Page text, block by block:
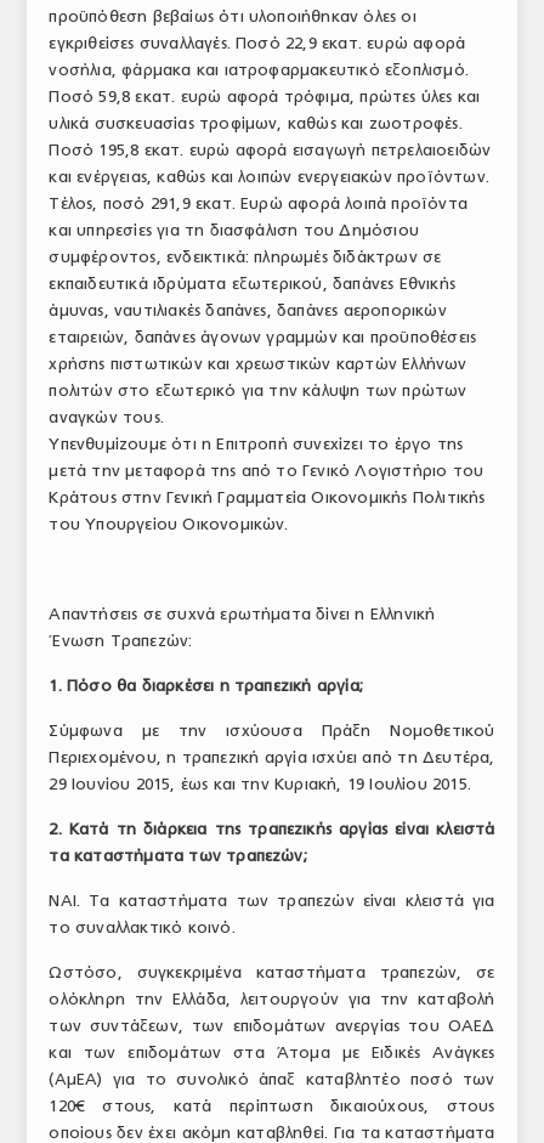
προϋπόθεση βεβαίως ότι υλοποιήθηκαν όλες οι
εγκριθείσες συναλλαγές. Ποσό 22,9 εκατ. ευρώ αφορά
νοσήλια, φάρμακα και ιατροφαρμακευτικό εξοπλισμό.
Ποσό 59,8 εκατ. ευρώ αφορά τρόφιμα, πρώτες ύλες και
υλικά συσκευασίας τροφίμων, καθώς και ζωοτροφές.
Ποσό 195,8 εκατ. ευρώ αφορά εισαγωγή πετρελαιοειδών
και ενέργειας, καθώς και λοιπών ενεργειακών προϊόντων.
Τέλος, ποσό 291,9 εκατ. Ευρώ αφορά λοιπά προϊόντα
και υπηρεσίες για τη διασφάλιση του Δημόσιου
συμφέροντος, ενδεικτικά: πληρωμές διδάκτρων σε
εκπαιδευτικά ιδρύματα εξωτερικού, δαπάνες Εθνικής
άμυνας, ναυτιλιακές δαπάνες, δαπάνες αεροπορικών
εταιρειών, δαπάνες άγονων γραμμών και προϋποθέσεις
χρήσης πιστωτικών και χρεωστικών καρτών Ελλήνων
πολιτών στο εξωτερικό για την κάλυψη των πρώτων
αναγκών τους.
Υπενθυμίζουμε ότι η Επιτροπή συνεχίζει το έργο της
μετά την μεταφορά της από το Γενικό Λογιστήριο του
Κράτους στην Γενική Γραμματεία Οικονομικής Πολιτικής
του Υπουργείου Οικονομικών.
Απαντήσεις σε συχνά ερωτήματα δίνει η Ελληνική
Ένωση Τραπεζών:
1. Πόσο θα διαρκέσει η τραπεζική αργία;
Σύμφωνα με την ισχύουσα Πράξη Νομοθετικού
Περιεχομένου, η τραπεζική αργία ισχύει από τη Δευτέρα,
29 Ιουνίου 2015, έως και την Κυριακή, 19 Ιουλίου 2015.
2. Κατά τη διάρκεια της τραπεζικής αργίας είναι κλειστά
τα καταστήματα των τραπεζών;
ΝΑΙ. Τα καταστήματα των τραπεζών είναι κλειστά για
το συναλλακτικό κοινό.
Ωστόσο, συγκεκριμένα καταστήματα τραπεζών, σε
ολόκληρη την Ελλάδα, λειτουργούν για την καταβολή
των συντάξεων, των επιδομάτων ανεργίας του ΟΑΕΔ
και των επιδομάτων στα Άτομα με Ειδικές Ανάγκες
(ΑμΕΑ) για το συνολικό άπαξ καταβλητέο ποσό των
120€ στους, κατά περίπτωση δικαιούχους, στους
οποίους δεν έχει ακόμη καταβληθεί. Για τα καταστήματα